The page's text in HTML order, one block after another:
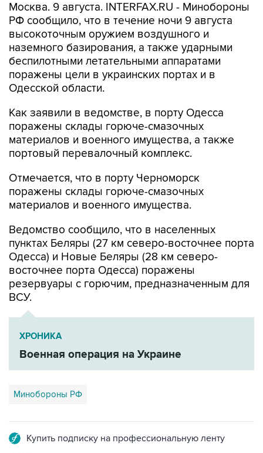
Москва. 9 августа. INTERFAX.RU - Минобороны
РФ сообщило, что в течение ночи 9 августа
высокоточным оружием воздушного и
наземного базирования, а также ударными
беспилотными летательными аппаратами
поражены цели в украинских портах и в
Одесской области.
Как заявили в ведомстве, в порту Одесса
поражены склады горюче-смазочных
материалов и военного имущества, а также
портовый перевалочный комплекс.
Отмечается, что в порту Черноморск
поражены склады горюче-смазочных
материалов и военного имущества.
Ведомство сообщило, что в населенных
пунктах Беляры (27 км северо-восточнее порта
Одесса) и Новые Беляры (28 км северо-
восточнее порта Одесса) поражены
резервуары с горючим, предназначенным для
ВСУ.
ХРОНИКА
Военная операция на Украине
Минобороны РФ
Купить подписку на профессиональную ленту